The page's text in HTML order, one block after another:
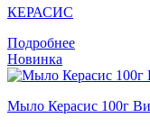
КЕРАСИС
Подробнее
Новинка
Мыло Кераcис 100г